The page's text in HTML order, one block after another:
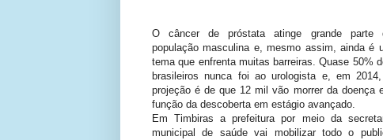
O câncer de próstata atinge grande parte
população masculina e, mesmo assim, ainda é
tema que enfrenta muitas barreiras. Quase 50%
brasileiros nunca foi ao urologista e, em
projeção é de que 12 mil vão morrer da doença
função da descoberta em estágio avançado.
Em Timbiras a prefeitura por meio da
municipal de saúde vai mobilizar todo o